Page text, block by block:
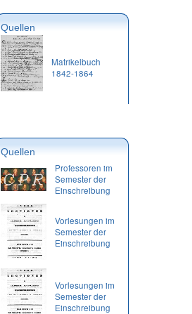
Quellen
Matrikelbuch
1842-1864
Quellen
Professoren im
Semester der
Einschreibung
Vorlesungen im
Semester der
Einschreibung
Vorlesungen im
Semester der
Einschreibung